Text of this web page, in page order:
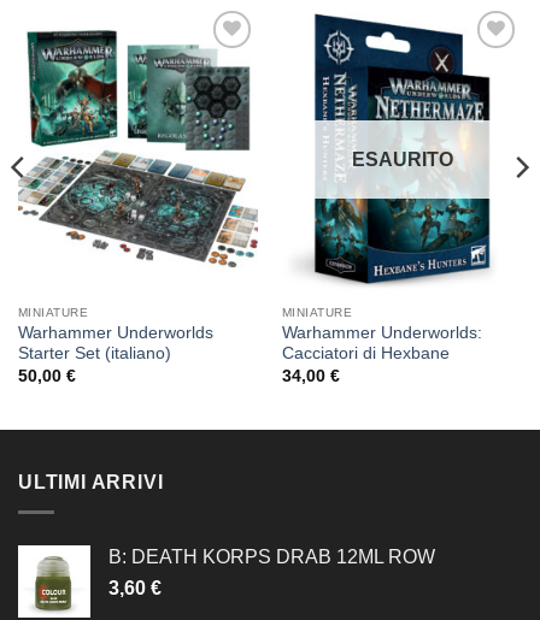
Aggiungi
alla lista
dei
desideri
MINIATURE
Warhammer Underworlds
Starter Set (italiano)
50,00 €
alla lista
dei
desideri
ESAURITO
MINIATURE
Warhammer Underworlds:
Cacciatori di Hexbane
34,00 €
ULTIMI ARRIVI
B: DEATH KORPS DRAB 12ML ROW
3,60 €